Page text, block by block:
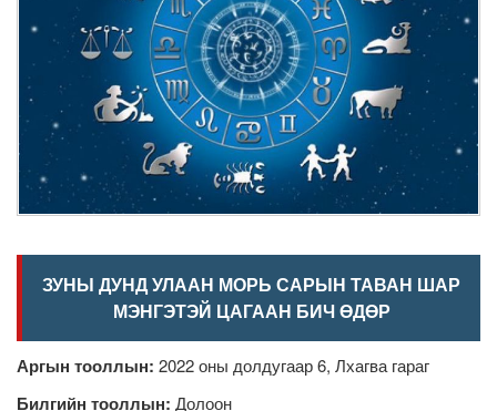
ЗУНЫ ДУНД УЛААН МОРЬ САРЫН ТАВАН ШАР
МЭНГЭТЭЙ ЦАГААН БИЧ ӨДӨР
Аргын тооллын: 2022 оны долдугаар 6, Лхагва гараг
Билгийн тооллын: Долоон